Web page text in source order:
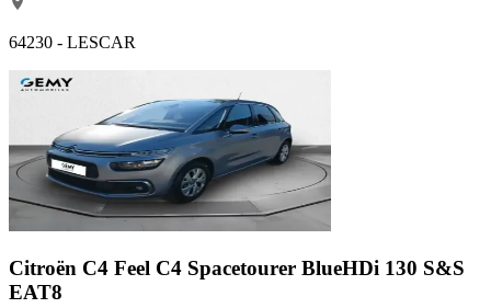
64230 - LESCAR
Citroën C4 Feel C4 Spacetourer BlueHDi 130 S&S
EAT8